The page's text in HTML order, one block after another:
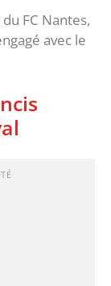
FC Nantes,
avec le